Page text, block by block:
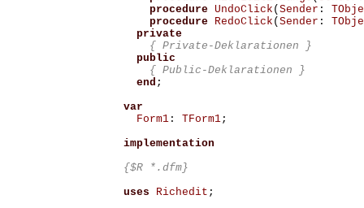
procedure UndoClick ( Sender :
procedure
RedoClick ( Sender :
private
{ Private-Deklarationen }
public
{ Public-Deklarationen }
end ;
var
Form1: TForm1;
implementation
{$R *.dfm}
uses
Richedit ;